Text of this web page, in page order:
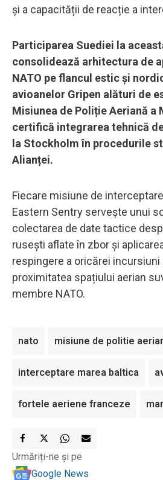
și a capacității de reacție a
Participarea Suediei la
consolidează arhitectura de
NATO pe flancul estic și
avioanelor Gripen alături de
Misiunea de Poliție Aeriană a
certifică integrarea tehnică
la Stockholm în procedurile
Alianței.
Fiecare misiune de
Eastern Sentry servește unui
colectarea de date tactice
rusești aflate în zbor și
respingere a oricărei
proximitatea spațiului aerian
membre NATO.
nato misiune de politie
interceptare marea baltica
fortele aeriene franceze
Urmăriți-ne și pe
Google News